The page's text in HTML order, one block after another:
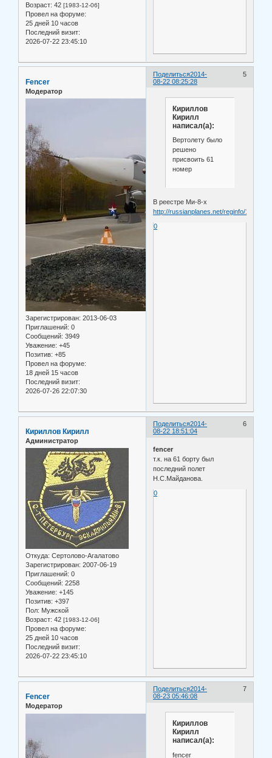
Возраст: 42 [1983-12-06]
Провел на форуме:
25 дней 10 часов
Последний визит:
2026-07-22 23:45:10
Поделиться 5
2014-
08-22 08:25:28
Fencer
Модератор
Зарегистрирован: 2013-06-03
Приглашений: 0
Сообщений: 3949
Уважение: +45
Позитив: +85
Провел на форуме:
18 дней 15 часов
Последний визит:
2026-07-26 22:07:30
Кириллов
Кирилл
написал(а):
Вертолету было
решено
присвоить 61
номер
В реестре Ми-8-х
http://russianplanes.net/reginfo/16425
0
Поделиться 6
2014-
08-22 18:51:04
Кириллов Кирилл
Администратор
Откуда: Сертолово-Агалатово
Зарегистрирован: 2007-06-19
Приглашений: 0
Сообщений: 2258
Уважение: +145
Позитив: +397
Пол: Мужской
Возраст: 42 [1983-12-06]
Провел на форуме:
25 дней 10 часов
Последний визит:
2026-07-22 23:45:10
fencer
т.к. на 61 борту был
последний полет
Н.С.Майданова.
0
Поделиться 7
2014-
08-23 05:46:08
Fencer
Модератор
Кириллов
Кирилл
написал(а):
fencer